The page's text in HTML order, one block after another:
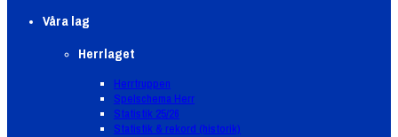
Våra lag
Herrlaget
Herrtruppen
Spelschema Herr
Statistik 25/26
Statistik & rekord (historik)